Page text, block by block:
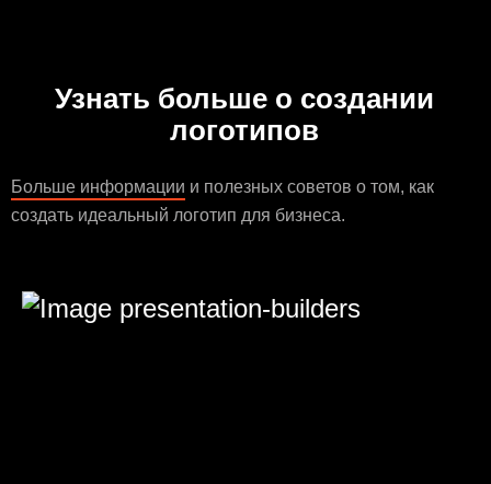
Узнать больше о создании
логотипов
Больше информации и полезных советов о том, как
создать идеальный логотип для бизнеса.